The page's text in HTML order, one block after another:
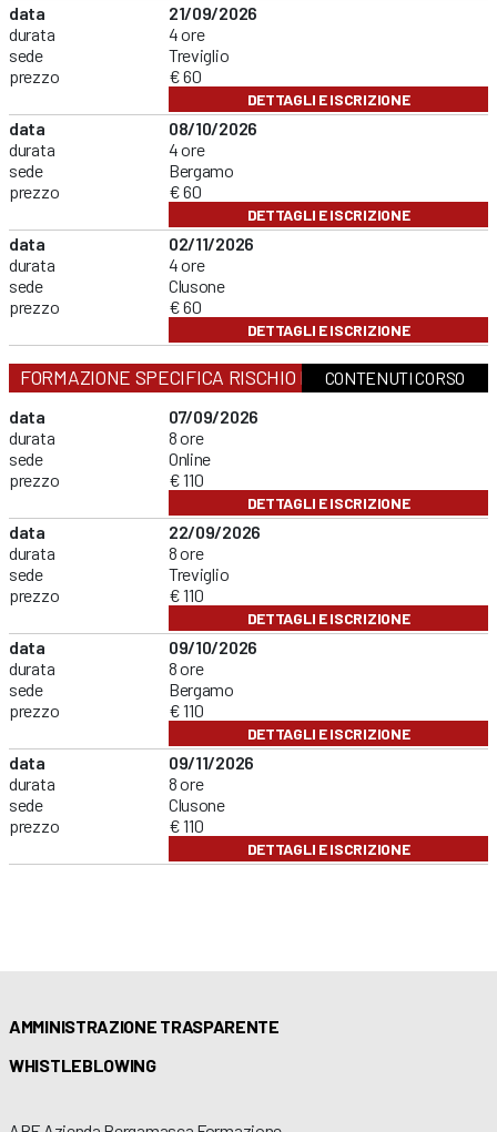
data
durata
sede
prezzo
21/09/2026
4 ore
Treviglio
€ 60
DETTAGLI E ISCRIZIONE
data
durata
sede
prezzo
08/10/2026
4 ore
Bergamo
€ 60
DETTAGLI E ISCRIZIONE
data
durata
sede
prezzo
02/11/2026
4 ore
Clusone
€ 60
DETTAGLI E ISCRIZIONE
FORMAZIONE SPECIFICA RISCHIO MEDIOCONTENUTI CORSO
data
durata
sede
prezzo
07/09/2026
8 ore
Online
€ 110
DETTAGLI E ISCRIZIONE
data
durata
sede
prezzo
22/09/2026
8 ore
Treviglio
€ 110
DETTAGLI E ISCRIZIONE
data
durata
sede
prezzo
09/10/2026
8 ore
Bergamo
€ 110
DETTAGLI E ISCRIZIONE
data
durata
sede
prezzo
09/11/2026
8 ore
Clusone
€ 110
DETTAGLI E ISCRIZIONE
AMMINISTRAZIONE TRASPARENTE
WHISTLEBLOWING